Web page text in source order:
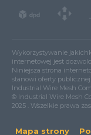
Wykorzystywanie
internetowej jest
Niniejsza strona
stanowi oferty publicznej.
Industrial Wire Mesh
© Industrial Wire Mesh
2025 . Wszelkie prawa
Mapa strony